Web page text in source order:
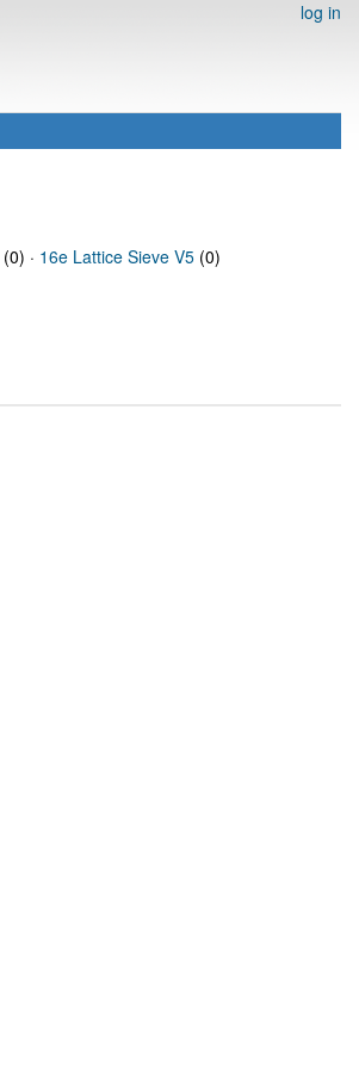
log in
(0) · 16e Lattice Sieve V5 (0)